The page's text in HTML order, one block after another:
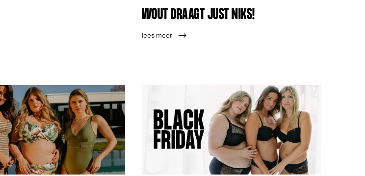
WOUT DRAAGT JUST NIKS!
lees meer